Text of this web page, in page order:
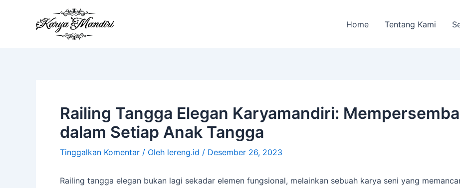
Home Tentang Kami
Railing Tangga Elegan Karyamandiri:
dalam Setiap Anak Tangga
Tinggalkan Komentar / Oleh lereng.id / Desember 26, 2023
Railing tangga elegan bukan lagi sekadar elemen fungsional, melainkan sebuah karya seni yang